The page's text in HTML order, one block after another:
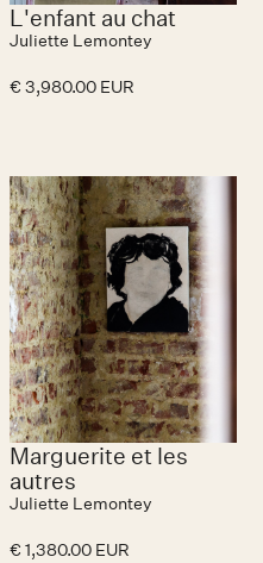
L'enfant au chat
Juliette Lemontey
€ 3,980.00 EUR
Marguerite et les
autres
Juliette Lemontey
€ 1,380.00 EUR